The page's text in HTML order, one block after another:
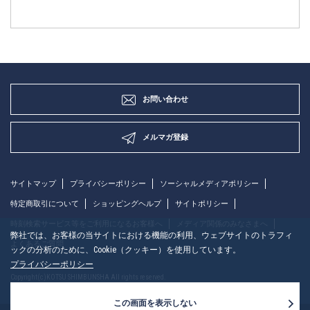
お問い合わせ
メルマガ登録
サイトマップ プライバシーポリシー ソーシャルメディアポリシー
特定商取引について ショッピングヘルプ サイトポリシー
よくあるご質問
弊社では、お客様の当サイトにおける機能の利用、ウェブサイトのトラフィ
ックの分析のために、Cookie（クッキー）を使用しています。
プライバシーポリシー
この画面を表示しない